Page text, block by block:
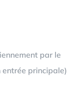
par le
principale)